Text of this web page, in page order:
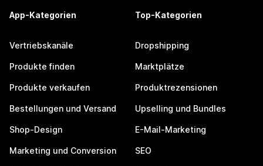
App-Kategorien
Vertriebskanäle
Produkte finden
Produkte verkaufen
Bestellungen und Versand
Shop-Design
Marketing und Conversion
Top-Kategorien
Dropshipping
Marktplätze
Produktrezensionen
Upselling und Bundles
E-Mail-Marketing
SEO